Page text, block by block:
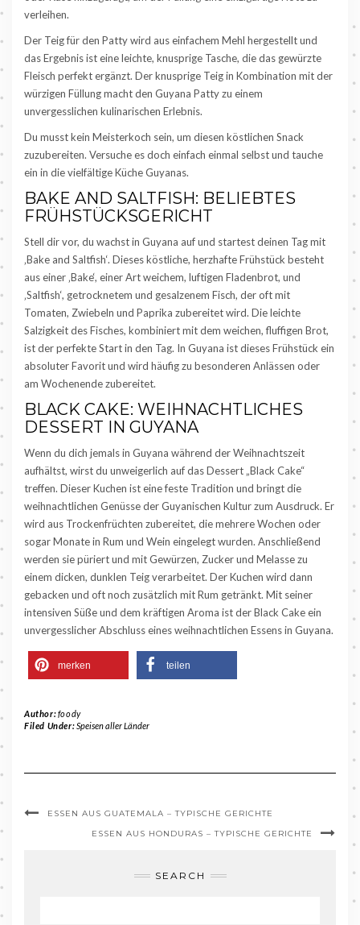
verleihen.
Der Teig für den Patty wird aus einfachem Mehl hergestellt und
das Ergebnis ist eine leichte, knusprige Tasche, die das gewürzte
Fleisch perfekt ergänzt. Der knusprige Teig in Kombination mit der
würzigen Füllung macht den Guyana Patty zu einem
unvergesslichen kulinarischen Erlebnis.
Du musst kein Meisterkoch sein, um diesen köstlichen Snack
zuzubereiten. Versuche es doch einfach einmal selbst und tauche
ein in die vielfältige Küche Guyanas.
BAKE AND SALTFISH: BELIEBTES
FRÜHSTÜCKSGERICHT
Stell dir vor, du wachst in Guyana auf und startest deinen Tag mit
‚Bake and Saltfish‘. Dieses köstliche, herzhafte Frühstück besteht
aus einer ‚Bake‘, einer Art weichem, luftigen Fladenbrot, und
‚Saltfish‘, getrocknetem und gesalzenem Fisch, der oft mit
Tomaten, Zwiebeln und Paprika zubereitet wird. Die leichte
Salzigkeit des Fisches, kombiniert mit dem weichen, fluffigen Brot,
ist der perfekte Start in den Tag. In Guyana ist dieses Frühstück ein
absoluter Favorit und wird häufig zu besonderen Anlässen oder
am Wochenende zubereitet.
BLACK CAKE: WEIHNACHTLICHES
DESSERT IN GUYANA
Wenn du dich jemals in Guyana während der Weihnachtszeit
aufhältst, wirst du unweigerlich auf das Dessert „Black Cake“
treffen. Dieser Kuchen ist eine feste Tradition und bringt die
weihnachtlichen Genüsse der Guyanischen Kultur zum Ausdruck. Er
wird aus Trockenfrüchten zubereitet, die mehrere Wochen oder
sogar Monate in Rum und Wein eingelegt wurden. Anschließend
werden sie püriert und mit Gewürzen, Zucker und Melasse zu
einem dicken, dunklen Teig verarbeitet. Der Kuchen wird dann
gebacken und oft noch zusätzlich mit Rum getränkt. Mit seiner
intensiven Süße und dem kräftigen Aroma ist der Black Cake ein
unvergesslicher Abschluss eines weihnachtlichen Essens in Guyana.
merken teilen
Author:foody
Filed Under:Speisen aller Länder
ESSEN AUS GUATEMALA – TYPISCHE GERICHTE
ESSEN AUS HONDURAS – TYPISCHE GERICHTE
SEARCH